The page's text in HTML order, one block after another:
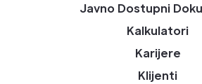
Javno Dostupni
Kalkulatori
Karijere
Klijenti